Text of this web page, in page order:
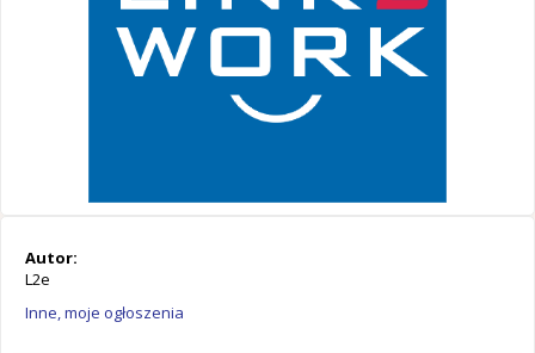
Autor:
L2e
Inne, moje ogłoszenia